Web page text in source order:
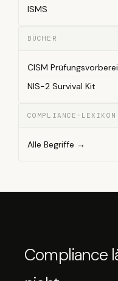
ISMS
BÜCHER
CISM
NIS-2 Survival Kit
COMPLIANCE-LEXIKON
Alle Begriffe →
Compliance